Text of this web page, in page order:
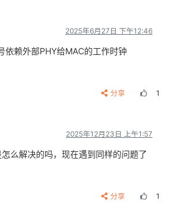
2025年6月27日 下午12:46
依赖外部PHY给MAC的工作时钟
分享 1
2025年12月23日 上午1:57
么解决的吗，现在遇到同样的问题了
分享 1